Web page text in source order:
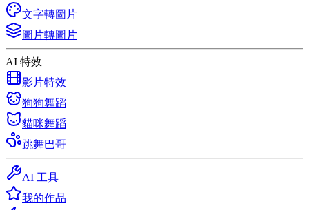
文字轉圖片
圖片轉圖片
AI 特效
影片特效
狗狗舞蹈
貓咪舞蹈
跳舞巴哥
AI 工具
我的作品